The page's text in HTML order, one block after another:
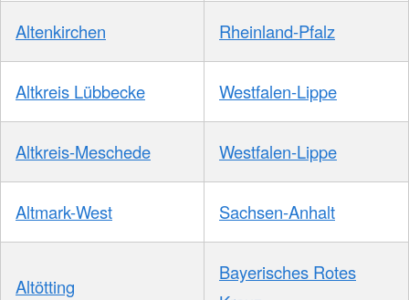
Altenkirchen Rheinland-Pfalz
Altkreis Lübbecke Westfalen-Lippe
Altkreis-Meschede Westfalen-Lippe
Altmark-West Sachsen-Anhalt
Altötting
Bayerisches Rotes